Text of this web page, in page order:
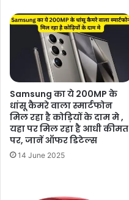
Samsung का ये 200MP के
धांसू कैमरे वाला स्मार्टफोन
मिल रहा है कोड़ियों के दाम मे ,
यहा पर मिल रहा है आधी कीमत
पर, जानें ऑफर डिटेल्स
14 June 2025